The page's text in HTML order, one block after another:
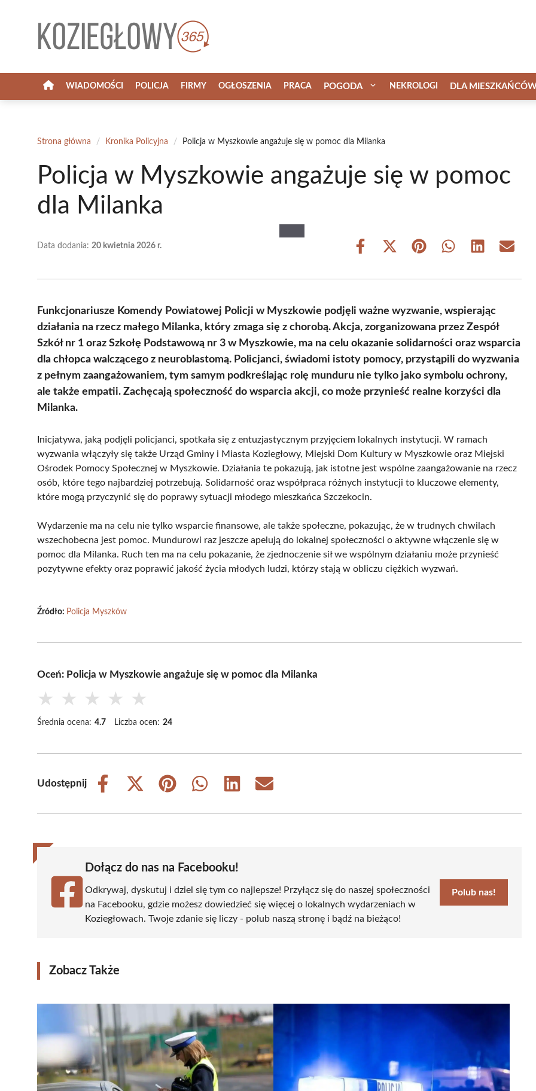
WIADOMOŚCI POLICJA FIRMY OGŁOSZENIA PRACA POGODA NEKROLOGI DLA
Strona główna / Kronika Policyjna / Policja w Myszkowie angażuje się w pomoc dla Milanka
Policja w Myszkowie angażuje się w pomoc
dla Milanka
Data dodania: 20 kwietnia 2026 r.
Share
Share
(Twitter)
Share Share Share Share
Funkcjonariusze Komendy Powiatowej Policji w Myszkowie podjęli ważne wyzwanie, wspierając
działania na rzecz małego Milanka, który zmaga się z chorobą. Akcja, zorganizowana przez Zespół
Szkół nr 1 oraz Szkołę Podstawową nr 3 w Myszkowie, ma na celu okazanie solidarności oraz wsparcia
dla chłopca walczącego z neuroblastomą. Policjanci, świadomi istoty pomocy, przystąpili do wyzwania
z pełnym zaangażowaniem, tym samym podkreślając rolę munduru nie tylko jako symbolu ochrony,
ale także empatii. Zachęcają społeczność do wsparcia akcji, co może przynieść realne korzyści dla
Milanka.
Inicjatywa, jaką podjęli policjanci, spotkała się z entuzjastycznym przyjęciem lokalnych instytucji. W ramach
wyzwania włączyły się także Urząd Gminy i Miasta Koziegłowy, Miejski Dom Kultury w Myszkowie oraz Miejski
Ośrodek Pomocy Społecznej w Myszkowie. Działania te pokazują, jak istotne jest wspólne zaangażowanie na rzecz
osób, które tego najbardziej potrzebują. Solidarność oraz współpraca różnych instytucji to kluczowe elementy,
które mogą przyczynić się do poprawy sytuacji młodego mieszkańca Szczekocin.
Wydarzenie ma na celu nie tylko wsparcie finansowe, ale także społeczne, pokazując, że w trudnych chwilach
wszechobecna jest pomoc. Mundurowi raz jeszcze apelują do lokalnej społeczności o aktywne włączenie się w
pomoc dla Milanka. Ruch ten ma na celu pokazanie, że zjednoczenie sił we wspólnym działaniu może przynieść
pozytywne efekty oraz poprawić jakość życia młodych ludzi, którzy stają w obliczu ciężkich wyzwań.
Źródło: Policja Myszków
Oceń: Policja w Myszkowie angażuje się w pomoc dla Milanka
★ ★ ★ ★ ★
Średnia ocena: 4.7 Liczba ocen: 24
Udostępnij
Share
Share
(Twitter)
Share
Share
Share
Share
Dołącz do nas na Facebooku!
Odkrywaj, dyskutuj i dziel się tym co najlepsze! Przyłącz się do naszej społeczności
na Facebooku, gdzie możesz dowiedzieć się więcej o lokalnych wydarzeniach w
Koziegłowach. Twoje zdanie się liczy - polub naszą stronę i bądź na bieżąco!
Polub nas!
Zobacz Także